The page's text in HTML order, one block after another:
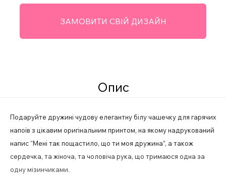
ЗАМОВИТИ СВІЙ ДИЗАЙН
Опис
Подаруйте дружині чудову елегантну білу чашечку для гарячих
напоїв з цікавим оригінальним принтом, на якому надрукований
напис “Мені так пощастило, що ти моя дружина”, а також
сердечка, та жіноча, та чоловіча рука, що тримаюся одна за
одну мізинчиками.